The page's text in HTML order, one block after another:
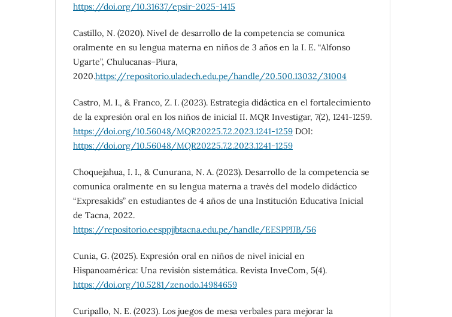
https://doi.org/10.31637/epsir-2025-1415
Castillo, N. (2020). Nivel de desarrollo de la competencia se comunica
oralmente en su lengua materna en niños de 3 años en la I. E. “Alfonso
Ugarte”, Chulucanas–Piura,
2020.https://repositorio.uladech.edu.pe/handle/20.500.13032/31004
Castro, M. I., & Franco, Z. I. (2023). Estrategia didáctica en el fortalecimiento
de la expresión oral en los niños de inicial II. MQR Investigar, 7(2), 1241-1259.
https://doi.org/10.56048/MQR20225.7.2.2023.1241-1259 DOI:
https://doi.org/10.56048/MQR20225.7.2.2023.1241-1259
Choquejahua, I. I., & Cunurana, N. A. (2023). Desarrollo de la competencia se
comunica oralmente en su lengua materna a través del modelo didáctico
“Expresakids” en estudiantes de 4 años de una Institución Educativa Inicial
de Tacna, 2022.
https://repositorio.eesppjjbtacna.edu.pe/handle/EESPPJJB/56
Cunia, G. (2025). Expresión oral en niños de nivel inicial en
Hispanoamérica: Una revisión sistemática. Revista InveCom, 5(4).
https://doi.org/10.5281/zenodo.14984659
Curipallo, N. E. (2023). Los juegos de mesa verbales para mejorar la